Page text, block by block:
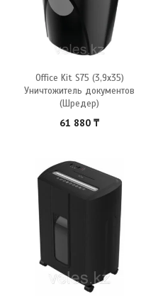
Office Kit S75 (3,9х35)
Уничтожитель документов
(Шредер)
61 880 ₸